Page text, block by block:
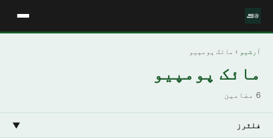
آرشیو › مائک پومپیو
مائک پومپیو
6 مضامین
فلٹرز ▼